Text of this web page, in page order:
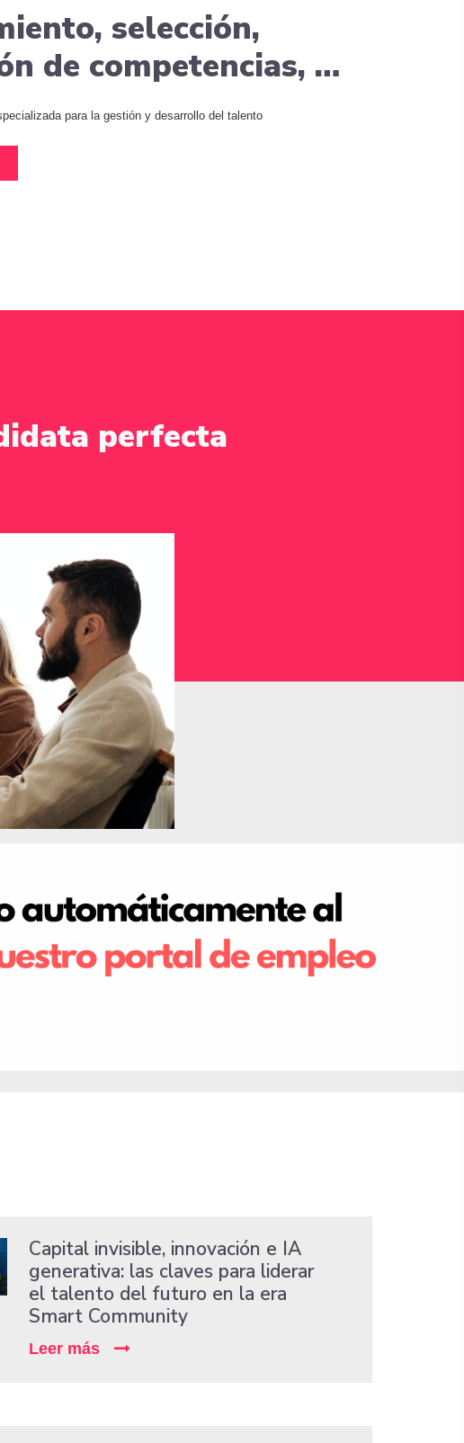
selección,
de competencias, …
para la gestión y desarrollo del talento
perfecta
Capital invisible, innovación e IA
generativa: las claves para liderar
el talento del futuro en la era
Smart Community
Leer más